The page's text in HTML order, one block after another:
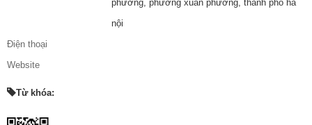
phương, phường xuân phương, thành phố hà
nội
Điện thoại
Website
Từ khóa: